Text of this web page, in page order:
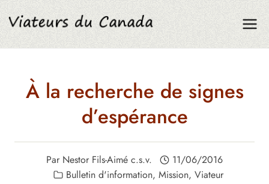
Aller
au
contenu
À la recherche de signes
d’espérance
Par Nestor Fils-Aimé c.s.v.
11/06/2016
Bulletin d'information, Mission, Viateur